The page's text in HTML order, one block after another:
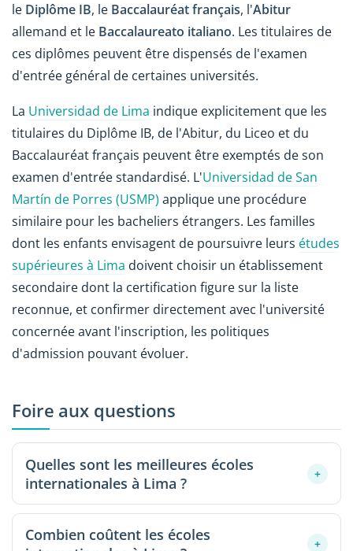
le Diplôme IB, le Baccalauréat français, l'Abitur
allemand et le Baccalaureato italiano. Les titulaires de
ces diplômes peuvent être dispensés de l'examen
d'entrée général de certaines universités.
La Universidad de Lima indique explicitement que les
titulaires du Diplôme IB, de l'Abitur, du Liceo et du
Baccalauréat français peuvent être exemptés de son
examen d'entrée standardisé. L'Universidad de San
Martín de Porres (USMP) applique une procédure
similaire pour les bacheliers étrangers. Les familles
dont les enfants envisagent de poursuivre leurs études
supérieures à Lima doivent choisir un établissement
secondaire dont la certification figure sur la liste
reconnue, et confirmer directement avec l'université
concernée avant l'inscription, les politiques
d'admission pouvant évoluer.
Foire aux questions
Quelles sont les meilleures écoles
internationales à Lima ?
+
Les établissements les plus cités parmi les familles
expatriées comprennent le Colegio Franco Peruano
Combien coûtent les écoles
+